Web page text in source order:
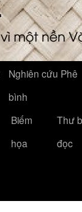
Nghiên cứu Phê
bình
Biếm
họa
Thư
đọc